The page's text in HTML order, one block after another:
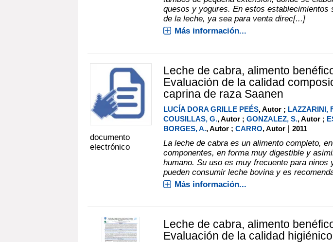
quesos y yogures. En estos establecimientos
de la leche, ya sea para venta direc[...]
Más información...
documento
electrónico
Leche de cabra, alimento
Evaluación de la calidad
caprina de raza Saanen
LUCÍA DORA GRILLE PEÉS, Autor ; LAZZARINI,
COUSILLAS, G., Autor ; GONZALEZ, S., Autor ;
BORGES, A., Autor ; CARRO, Autor | 2011
La leche de cabra es un alimento completo,
componentes, en forma muy digestible y
humano. Su uso es muy frecuente para ninos
pueden consumir leche bovina y es
Más información...
Leche de cabra, alimento
Evaluación de la calidad